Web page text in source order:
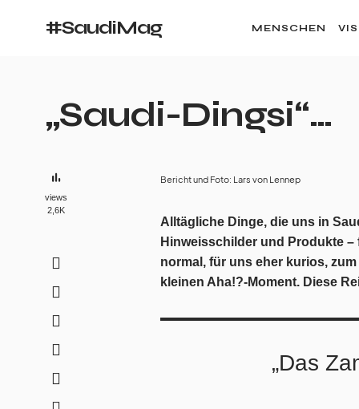
#SaudiMag MENSCHEN
„Saudi-Dingsi“…
2,6K
views
Bericht und Foto: Lars von Lennep
Alltägliche Dinge, die uns in
Hinweisschilder und Produkte
normal, für uns eher kurios,
kleinen Aha!?-Moment. Diese
„Das